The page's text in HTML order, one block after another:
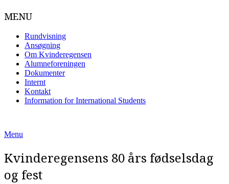
MENU
Rundvisning
Ansøgning
Om Kvinderegensen
Alumneforeningen
Dokumenter
Internt
Kontakt
Information for International Students
content
Menu
Kvinderegensens 80 års fødselsdag
og fest